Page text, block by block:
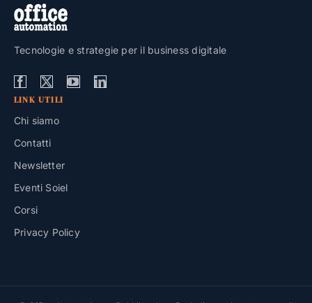
Tecnologie e strategie per il business digitale
LINK UTILI
Chi siamo
Contatti
Newsletter
Eventi Soiel
Corsi
Privacy Policy